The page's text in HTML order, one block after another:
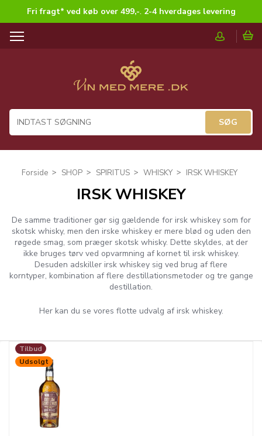
Fri fragt* ved køb over 499,-. 2-4 hverdages levering
T
a
i
o
n
Forside SHOP SPIRITUS WHISKY IRSK WHISKEY
IRSK WHISKEY
De samme traditioner gør sig gældende for irsk whiskey som for
skotsk whisky, men den irske whiskey er mere blød og uden den
røgede smag, som præger skotsk whisky. Dette skyldes, at der
ikke bruges tørv ved opvarmning af kornet til irsk whiskey.
Desuden adskiller irsk whiskey sig ved brug af flere
korntyper, kombination af flere destillationsmetoder og tre gange
destillation.
Her kan du se vores flotte udvalg af irsk whiskey.
Tilbud
Udsolgt